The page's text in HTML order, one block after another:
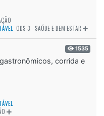
ODS 3 - SAÚDE E BEM-ESTAR
1535
corrida e